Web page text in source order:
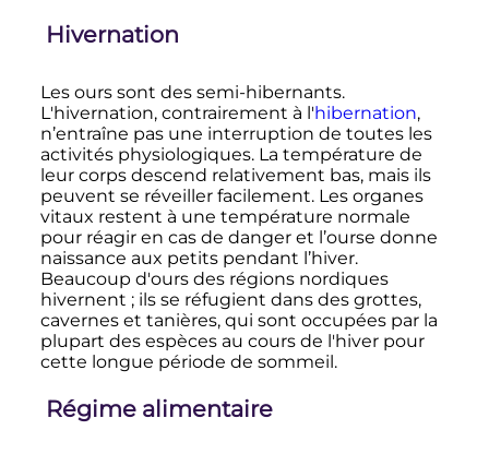
Hivernation
Les ours sont des semi-hibernants.
L'hivernation, contrairement à l'hibernation,
n’entraîne pas une interruption de toutes les
activités physiologiques. La température de
leur corps descend relativement bas, mais ils
peuvent se réveiller facilement. Les organes
vitaux restent à une température normale
pour réagir en cas de danger et l’ourse donne
naissance aux petits pendant l’hiver.
Beaucoup d'ours des régions nordiques
hivernent ; ils se réfugient dans des grottes,
cavernes et tanières, qui sont occupées par la
plupart des espèces au cours de l'hiver pour
cette longue période de sommeil.
Régime alimentaire